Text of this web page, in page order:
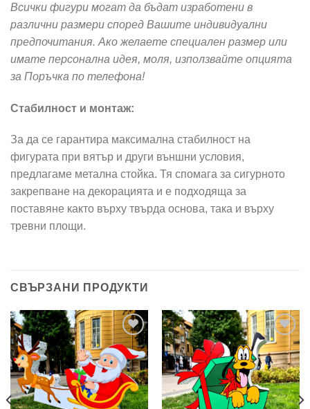
Всички фигури могат да бъдат изработени в
различни размери според Вашите индивидуални
предпочитания. Ако желаете специален размер или
имате персонална идея, моля, използвайте опцията
за Поръчка по телефона!
Стабилност и монтаж:
За да се гарантира максимална стабилност на
фигурата при вятър и други външни условия,
предлагаме метална стойка. Тя спомага за сигурното
закрепване на декорацията и е подходяща за
поставяне както върху твърда основа, така и върху
тревни площи.
СВЪРЗАНИ ПРОДУКТИ
Add to
wishlist
Add to
wishlist